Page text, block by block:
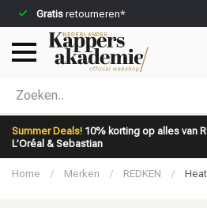
Gratis retourneren*
Summer Deals! 10% korting op alles van
L’Oréal & Sebastian
Welke categorie ben jij naar
Home / Merken / REDKEN /